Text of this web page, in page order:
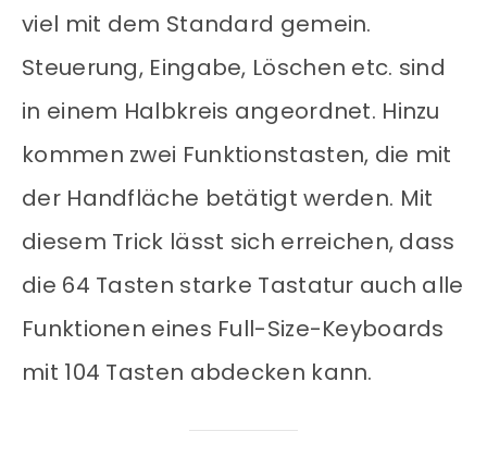
viel mit dem Standard gemein.
Steuerung, Eingabe, Löschen etc. sind
in einem Halbkreis angeordnet. Hinzu
kommen zwei Funktionstasten, die mit
der Handfläche betätigt werden. Mit
diesem Trick lässt sich erreichen, dass
die 64 Tasten starke Tastatur auch alle
Funktionen eines Full-Size-Keyboards
mit 104 Tasten abdecken kann.